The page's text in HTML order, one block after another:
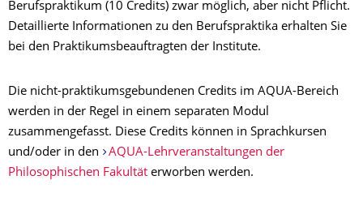
Berufspraktikum (10 Credits) zwar möglich, aber nicht Pflicht.
Detaillierte Informationen zu den Berufspraktika erhalten Sie
bei den Praktikumsbeauftragten der Institute.
Die nicht-praktikumsgebundenen Credits im AQUA-Bereich
werden in der Regel in einem separaten Modul
zusammengefasst. Diese Credits können in Sprachkursen
und/oder in den
AQUA-Lehrveranstaltungen der
Philosophischen Fakultät erworben werden.